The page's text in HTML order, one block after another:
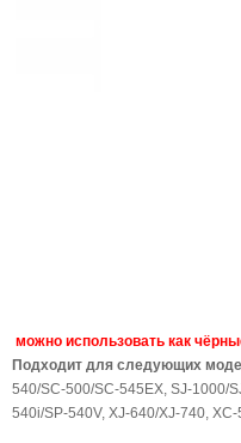
можно использовать как
Подходит для следующих
540/SC-500/SC-545EX, SJ-1000/
540i/SP-540V, XJ-640/XJ-740,